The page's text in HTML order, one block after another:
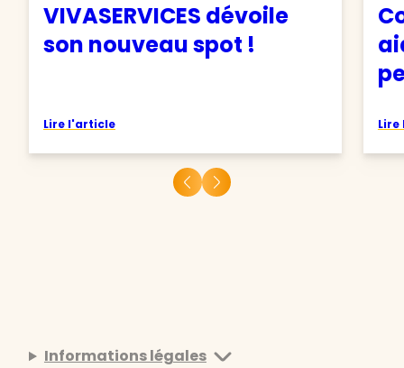
VIVASERVICES dévoile
son nouveau spot !
Lire l'article
Informations légales